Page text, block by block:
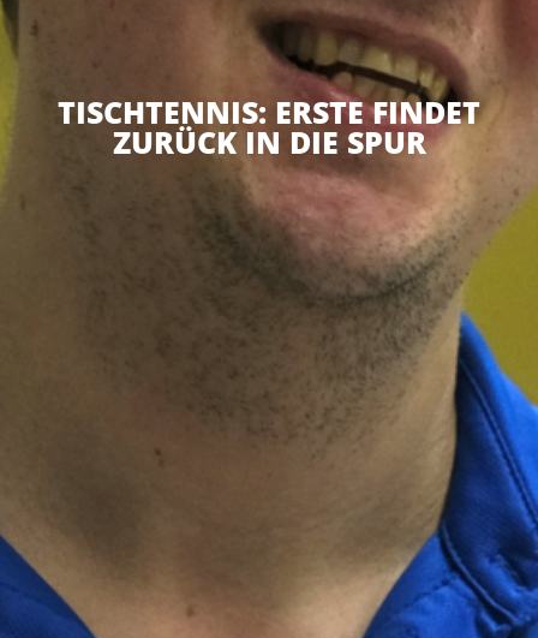
TISCHTENNIS: ERSTE FINDET
ZURÜCK IN DIE SPUR